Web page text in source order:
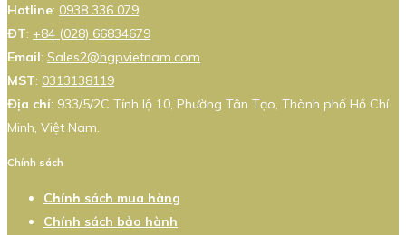
Hotline: 0938 336 079
ĐT: +84 (028) 66834679
Email: Sales2@hgpvietnam.com
MST: 0313138119
Địa chỉ: 933/5/2C Tỉnh lộ 10, Phường Tân Tạo, Thành phố Hồ Chí
Minh, Việt Nam.
Chính sách
Chính sách mua hàng
Chính sách bảo hành